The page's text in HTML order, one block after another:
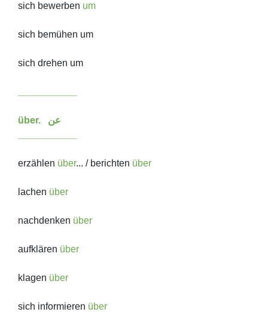
sich bewerben um
sich bemühen um
sich drehen um
über. عن
erzählen über... / berichten über
lachen über
nachdenken über
aufklären über
klagen über
sich informieren über